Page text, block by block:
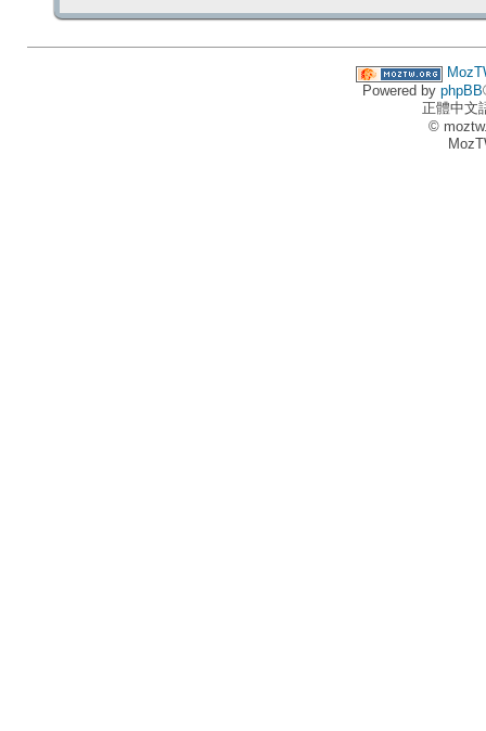
Powered by phpBB
正體中文
©